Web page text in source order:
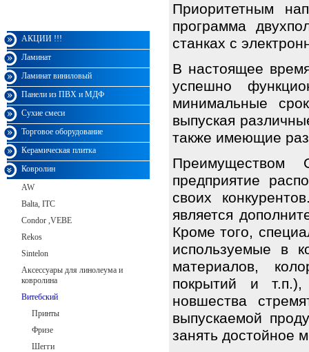
Приоритетным
программа
станках с
В настоящее
успешно
минимальные
выпуская
также имеющие
предприятие
своих
является
Кроме того,
используемые в
материалов,
покрытий и
новшества
выпускаемой
занять достойное
Монарх
АКЦИИ !!!
Ламинат
Ламинат виниловый
Панели из ПВХ и МДФ
Сухие смеси
Торговое оборудование
Керамическая плитка
Ковролин
AW
Balta, ITC
Condor ,VEBE
Rekos
Sintelon
Аксессуары для линолеума и
ковролина
Витебский
Принты
Фризе
Шегги